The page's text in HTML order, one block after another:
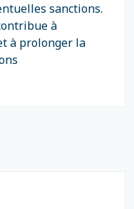
sanctions.
à
à prolonger la